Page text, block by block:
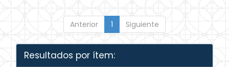
Anterior 1 Siguiente
Resultados por ítem: